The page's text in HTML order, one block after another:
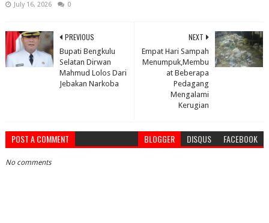
July 16, 2026 0
NEXT
Empat Hari Sampah
Menumpuk,Membu
at Beberapa
Pedagang
Mengalami
Kerugian
PREVIOUS
Bupati Bengkulu
Selatan Dirwan
Mahmud Lolos Dari
Jebakan Narkoba
POST A COMMENT BLOGGER DISQUS FACEBOOK
No comments